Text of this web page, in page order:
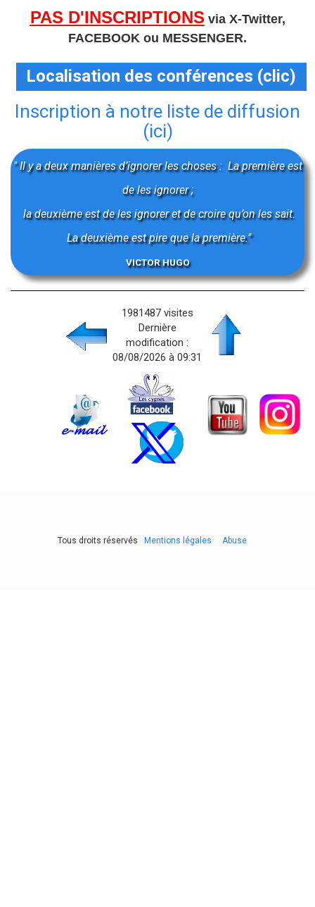
PAS D'INSCRIPTIONS via X-Twitter,
FACEBOOK ou MESSENGER.
Localisation des conférences (clic)
Inscription à notre liste de diffusion
(ici)
" Il y a deux manières d’ignorer les choses : La première est
de les ignorer ;
la deuxième est de les ignorer et de croire qu’on les sait.
La deuxième est pire que la première."
VICTOR HUGO
1981487 visites
Dernière
modification :
08/08/2026 à 09:31
Tous droits réservés Mentions légales Abuse